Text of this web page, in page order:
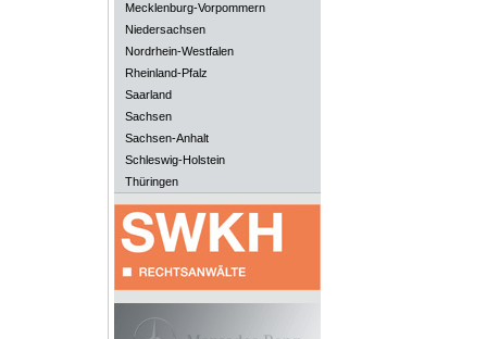
Mecklenburg-Vorpommern
Niedersachsen
Nordrhein-Westfalen
Rheinland-Pfalz
Saarland
Sachsen
Sachsen-Anhalt
Schleswig-Holstein
Thüringen